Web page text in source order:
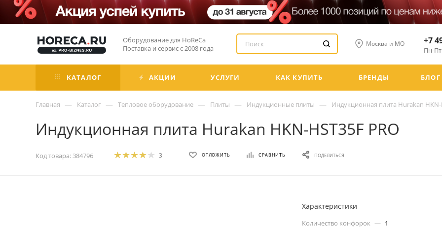
Оборудование для HoReCa
Поставка и сервис с 2008 года
Москва и МО +7
Пн-
КАТАЛОГ АКЦИИ УСЛУГИ КАК КУПИТЬ БРЕНДЫ БЛОГ
Главная — Каталог — Тепловое оборудование — Плиты — Индукционные плиты — Индукционная плита Hurakan HKN-
Индукционная плита Hurakan HKN-HST35F PRO
Код товара: 384796 3 ОТЛОЖИТЬ СРАВНИТЬ ПОДЕЛИТЬСЯ
Характеристики
Количество конфорок — 1